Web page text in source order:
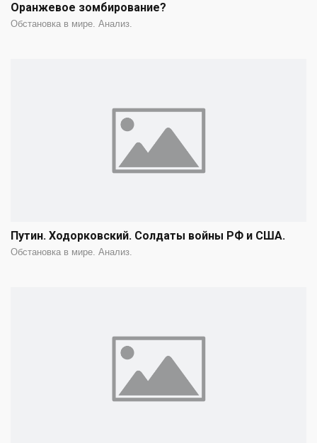
Оранжевое зомбирование?
Обстановка в мире. Анализ.
Путин. Ходорковский. Солдаты войны РФ и США.
Обстановка в мире. Анализ.